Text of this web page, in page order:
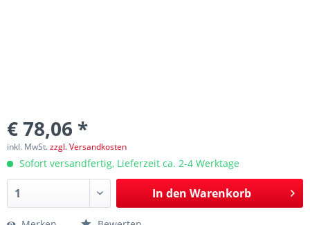
€ 78,06 *
inkl. MwSt.zzgl. Versandkosten
Sofort versandfertig, Lieferzeit ca. 2-4 Werktage
In den Warenkorb